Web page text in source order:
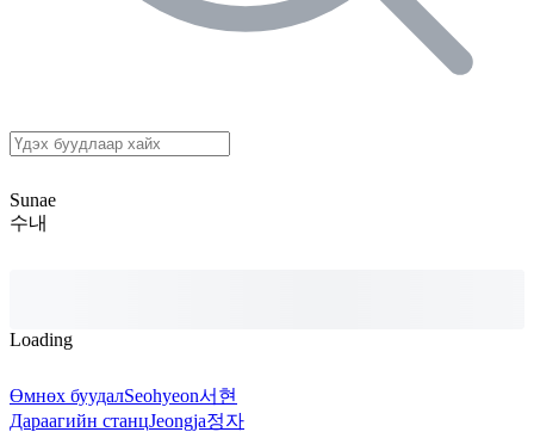
Sunae
수내
Loading
Өмнөх буудалSeohyeon서현
Дараагийн станцJeongja정자